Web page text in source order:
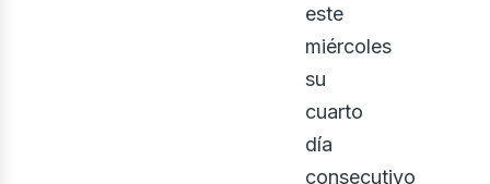
este
miércoles
su
cuarto
día
consecutivo